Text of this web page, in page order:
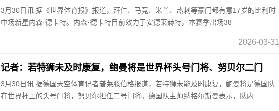
3月30日讯 据《世界体育报》报道，拜仁、马竞、米兰、热刺等豪门都有意17岁的比利时
中场新星内森·德卡特。内森·德卡特目前效力于安德莱赫特，本赛季出场38
2026-03-31
记者：若特狮未及时康复，鲍曼将是世界杯头号门将、努贝尔二门
3月30日讯 据德国天空体育记者普莱滕伯格报道，若特狮未能及时康复，鲍曼将是德国队
在世界杯上的头号门将，努贝尔担任二号门将。德国队主帅纳格尔斯曼表示，队内